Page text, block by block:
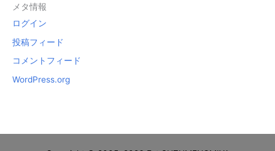
メタ情報
ログイン
投稿フィード
コメントフィード
WordPress.org